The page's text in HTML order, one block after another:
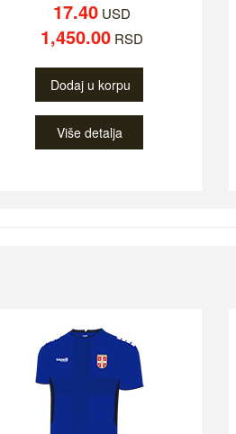
17.40USD
1,450.00RSD
Dodaj u korpu
Više detalja